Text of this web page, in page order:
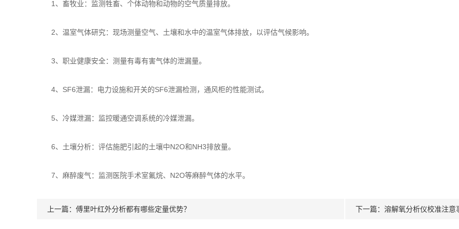
1、畜牧业：监测牲畜、个体动物和动物的空气质量排放。
2、温室气体研究：现场测量空气、土壤和水中的温室气体排放，以评估气候影响。
3、职业健康安全：测量有毒有害气体的泄漏量。
4、SF6泄漏：电力设施和开关的SF6泄漏检测，通风柜的性能测试。
5、冷媒泄漏：监控暖通空调系统的冷媒泄漏。
6、土壤分析：评估施肥引起的土壤中N2O和NH3排放量。
7、麻醉废气：监测医院手术室氟烷、N2O等麻醉气体的水平。
上一篇： 傅里叶红外分析都有哪些定量优势？ 下一篇： 溶解氧分析仪校准注意